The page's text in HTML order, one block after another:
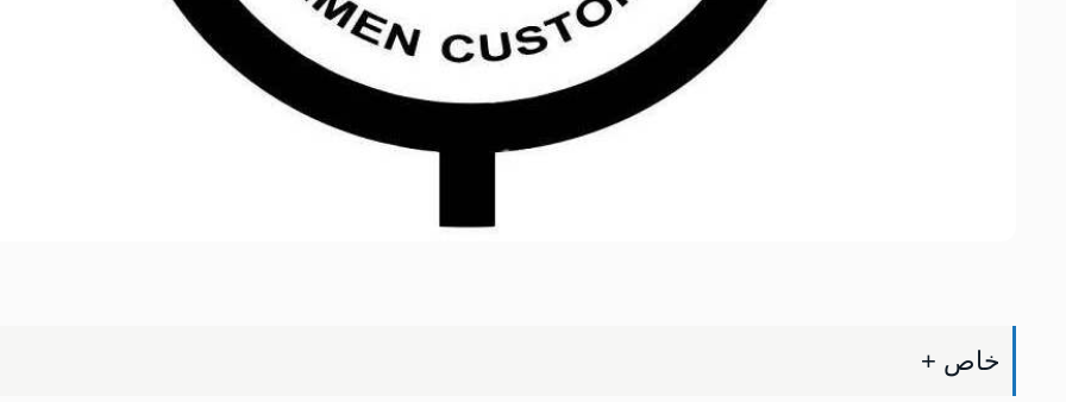
خاص +